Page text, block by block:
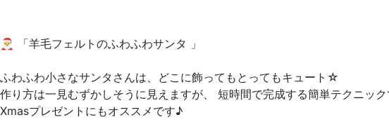
🎅 「羊毛フェルトのふわふわサンタ 」
ふわふわ小さなサンタさんは、どこに飾ってもとってもキュート☆
作り方は一見むずかしそうに見えますが、 短時間で完成する簡単テクニッ
Xmasプレゼントにもオススメです♪